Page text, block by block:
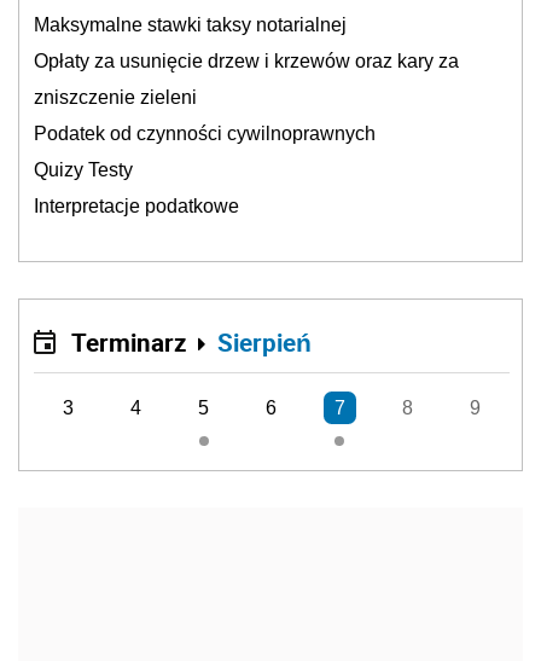
Maksymalne stawki taksy notarialnej
Opłaty za usunięcie drzew i krzewów oraz kary za
zniszczenie zieleni
Podatek od czynności cywilnoprawnych
Quizy Testy
Interpretacje podatkowe
Terminarz Sierpień
3 4 5 6 7 8 9